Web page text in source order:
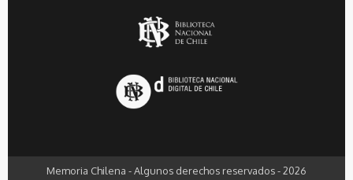
Memoria Chilena - Algunos derechos reservados - 2026